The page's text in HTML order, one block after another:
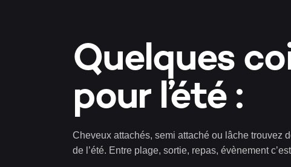
Quelques
pour l’été :
Cheveux attachés, semi attaché ou lâche trouvez
de l’été. Entre plage, sortie, repas, évènement